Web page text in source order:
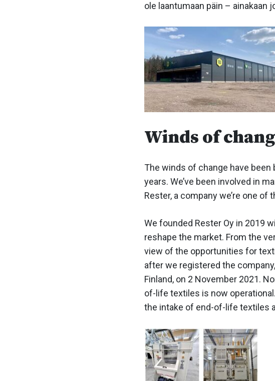
ole laantumaan päin – ainakaan
Winds of
The winds of change have
years. We’ve been involved in
Rester, a company we’re one
We founded Rester Oy in 2019
reshape the market. From the
view of the opportunities for
after we registered the
Finland, on 2 November 2021.
of-life textiles is now
the intake of end-of-life textiles